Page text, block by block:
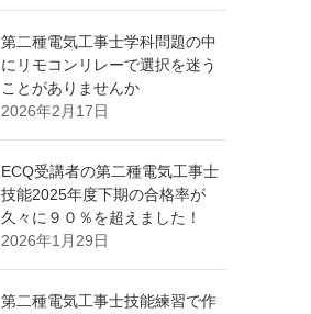
第二種電気工事士学科問題の中
にリモコンリレーで選択を迷う
ことがありませんか
2026年2月17日
ECQ受講者の第二種電気工事士
技能2025年度下期の合格率が
久々に９０％を超えました！
2026年1月29日
第二種電気工事士技能練習で作